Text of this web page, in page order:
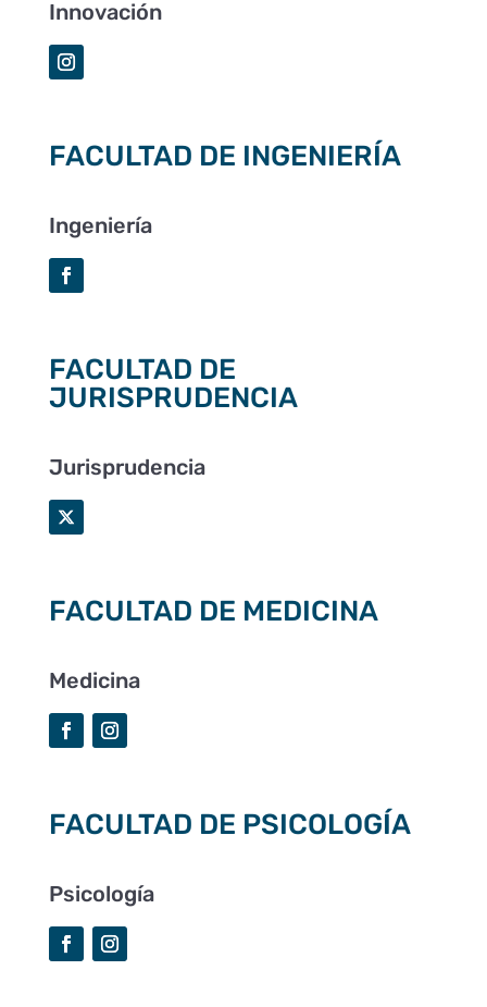
Innovación
FACULTAD DE INGENIERÍA
Ingeniería
FACULTAD DE
JURISPRUDENCIA
Jurisprudencia
FACULTAD DE MEDICINA
Medicina
FACULTAD DE PSICOLOGÍA
Psicología